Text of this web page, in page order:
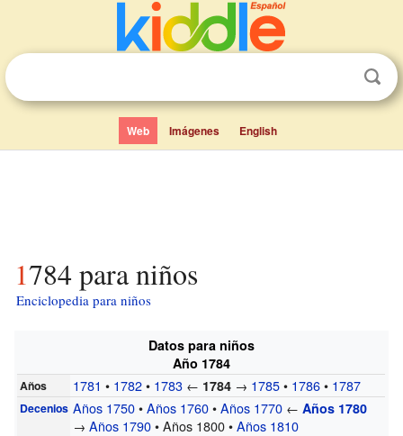
Web Imágenes English
1784 para niños
Enciclopedia para niños
Datos para niños
Año 1784
Años 1781 • 1782• 1783 ← 1784 → 1785• 1786• 1787
Decenios Años 1750•Años 1760•Años 1770 ←Años 1780
→Años 1790• Años 1800 •Años 1810